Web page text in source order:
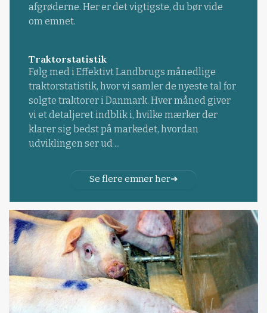
afgrøderne. Her er det vigtigste, du bør vide
om emnet.
Traktorstatistik
Følg med i Effektivt Landbrugs månedlige
traktorstatistik, hvor vi samler de nyeste tal for
solgte traktorer i Danmark. Hver måned giver
vi et detaljeret indblik i, hvilke mærker der
klarer sig bedst på markedet, hvordan
udviklingen ser ud ...
Se flere emner her